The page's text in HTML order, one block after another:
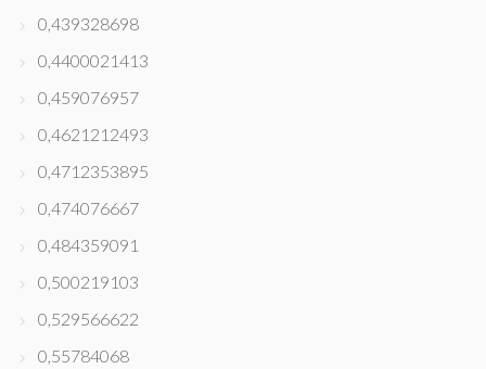
0,439328698
0,4400021413
0,459076957
0,4621212493
0,4712353895
0,474076667
0,484359091
0,500219103
0,529566622
0,55784068